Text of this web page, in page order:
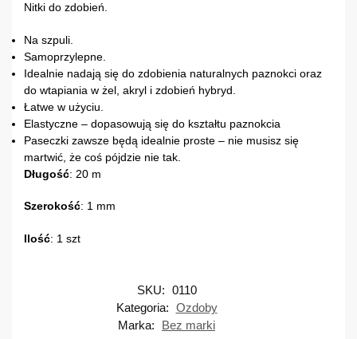
Nitki do zdobień.
Na szpuli.
Samoprzylepne.
Idealnie nadają się do zdobienia naturalnych paznokci oraz
do wtapiania w żel, akryl i zdobień hybryd.
Łatwe w użyciu.
Elastyczne – dopasowują się do kształtu paznokcia
Paseczki zawsze będą idealnie proste – nie musisz się
martwić, że coś pójdzie nie tak.
Długość: 20 m
Szerokość: 1 mm
Ilość: 1 szt
SKU: 0110
Kategoria: Ozdoby
Marka:
Bez marki